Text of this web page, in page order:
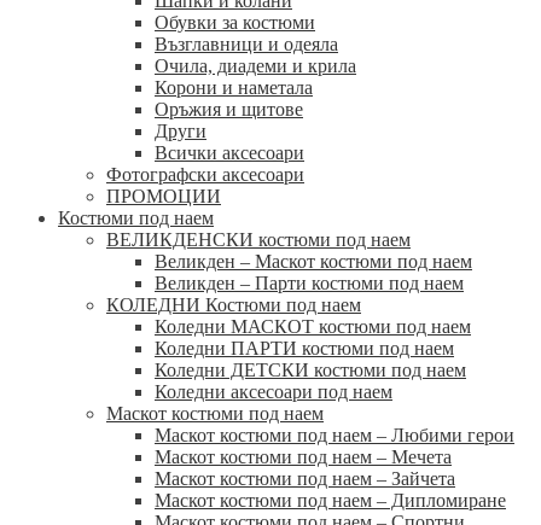
Обувки за костюми
Възглавници и одеяла
Очила, диадеми и крила
Корони и наметала
Оръжия и щитове
Други
Всички аксесоари
Фотографски аксесоари
ПРОМОЦИИ
Костюми под наем
ВЕЛИКДЕНСКИ костюми под наем
Великден – Маскот костюми под наем
Великден – Парти костюми под наем
КОЛЕДНИ Костюми под наем
Коледни МАСКОТ костюми под наем
Коледни ПАРТИ костюми под наем
Коледни ДЕТСКИ костюми под наем
Коледни аксесоари под наем
Маскот костюми под наем
Маскот костюми под наем – Любими герои
Маскот костюми под наем – Мечета
Маскот костюми под наем – Зайчета
Маскот костюми под наем – Дипломиране